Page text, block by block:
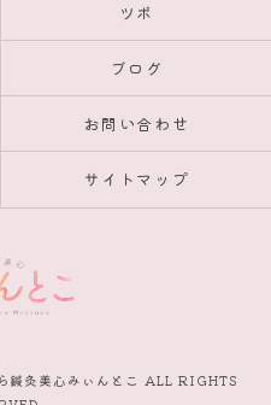
ツボ
ブログ
お問い合わせ
サイトマップ
鍼灸美心みぃんとこ ALL RIGHTS